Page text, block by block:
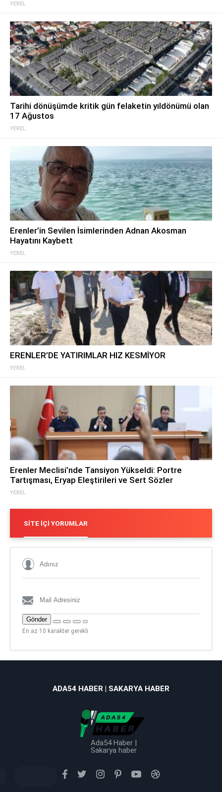
YEREL
YEREL
Tarihi dönüşümde kritik gün felaketin yıldönümü olan
17 Ağustos
YEREL
Erenler’in Sevilen İsimlerinden Adnan Akosman
Hayatını Kaybett
YEREL
ERENLER’DE YATIRIMLAR HIZ KESMİYOR
YEREL
Erenler Meclisi’nde Tansiyon Yükseldi: Portre
Tartışması, Eryap Eleştirileri ve Sert Sözler
SITE İÇI YORUMLAR
Gönder
En az 10 karakter gerekli
ADA54 HABER | SAKARYA HABER
Ada54 Haber |
Sakarya haber